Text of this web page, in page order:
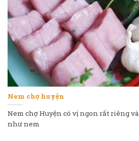
Nem chợ huyện
Nem chợ Huyện có vị ngon rất riêng và
như nem